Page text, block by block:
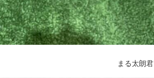
まる太朗君